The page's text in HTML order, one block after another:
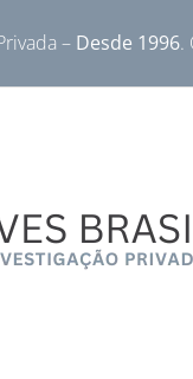
– Desde 1996.